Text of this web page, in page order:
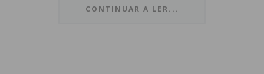
campeão europeu em setembro de 2023, após
CONTINUAR A LER...